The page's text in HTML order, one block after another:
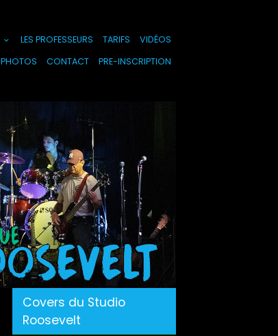
LES PROFESSEURS TARIFS
VIDÉOS
PHOTOS
CONTACT PRE-INSCRIPTION
Covers du Studio
Roosevelt